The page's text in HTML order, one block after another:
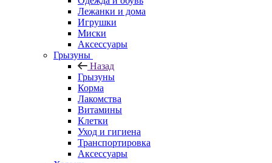
Лежанки и дома
Игрушки
Миски
Аксессуары
Грызуны
Назад
Грызуны
Корма
Лакомства
Витамины
Клетки
Уход и гигиена
Транспортировка
Аксессуары